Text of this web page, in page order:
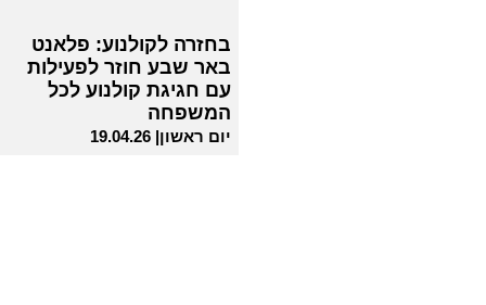
בחזרה לקולנוע: פלאנט
באר שבע חוזר לפעילות
עם חגיגת קולנוע לכל
המשפחה
יום ראשון| 19.04.26